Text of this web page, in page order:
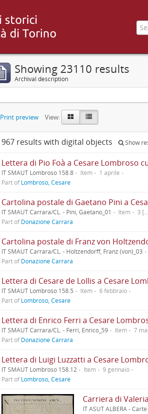
Showing 23110 results
Archival description
Print preview View:
967 results with digital objects Show
IT SMAUT Lombroso 158.8 Item
1 aprile
Part ofLombroso, Cesare
IT SMAUT Carrara/CL. - Pini, Gaetano_01 Item
3
Part ofDonazione Carrara
Cartolina postale di Franz von
IT SMAUT Carrara/CL. - Holtzendorff, Franz (von)_03
Part ofDonazione Carrara
IT SMAUT Lombroso 158.5 Item
6 febbraio
Part ofLombroso, Cesare
IT SMAUT Carrara/CL. - Ferri, Enrico_59 Item
7
Part ofDonazione Carrara
Lettera di Luigi Luzzatti a Cesare
IT SMAUT Lombroso 158.12 Item
9 gennaio
Part ofLombroso, Cesare
Carriera di
IT ASUT ALBERA -